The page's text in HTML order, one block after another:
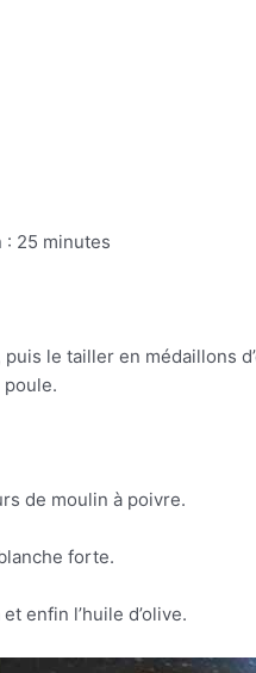
: 25 minutes
le tailler en médaillons
poule.
de moulin à poivre.
forte.
enfin l’huile d’olive.